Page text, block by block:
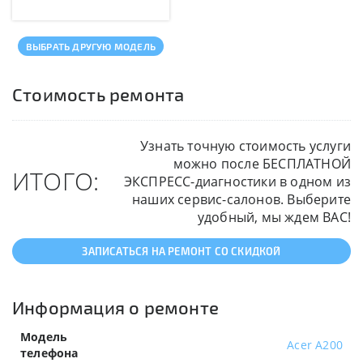
ВЫБРАТЬ ДРУГУЮ МОДЕЛЬ
Стоимость ремонта
ИТОГО:
Узнать точную стоимость услуги
можно после БЕСПЛАТНОЙ
ЭКСПРЕСС-диагностики в одном из
наших сервис-салонов. Выберите
удобный, мы ждем ВАС!
ЗАПИСАТЬСЯ НА РЕМОНТ СО СКИДКОЙ
Информация о ремонте
Модель
телефона
Acer A200